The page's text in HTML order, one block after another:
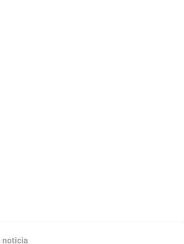
noticia